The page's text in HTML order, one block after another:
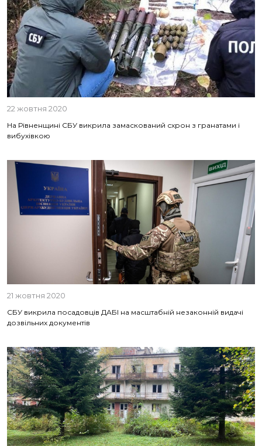
22 жовтня 2020
На Рівненщині СБУ викрила замаскований схрон з гранатами і
вибухівкою
21 жовтня 2020
СБУ викрила посадовців ДАБІ на масштабній незаконній видачі
дозвільних документів